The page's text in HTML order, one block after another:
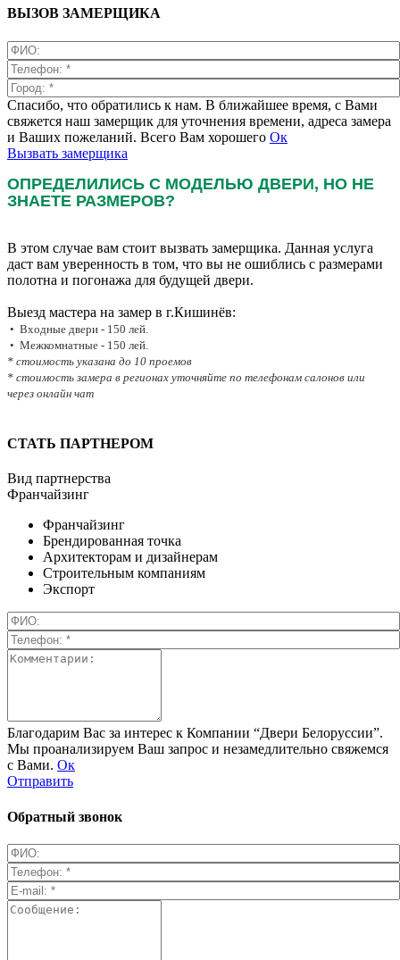
ВЫЗОВ ЗАМЕРЩИКА
Спасибо, что обратились к нам. В ближайшее время, с Вами
свяжется наш замерщик для уточнения времени, адреса замера
и Ваших пожеланий. Всего Вам хорошего Ок
Вызвать замерщика
ОПРЕДЕЛИЛИСЬ С МОДЕЛЬЮ ДВЕРИ, НО НЕ
ЗНАЕТЕ РАЗМЕРОВ?
В этом случае вам стоит вызвать замерщика. Данная услуга
даст вам уверенность в том, что вы не ошиблись с размерами
полотна и погонажа для будущей двери.
Выезд мастера на замер в г.Кишинёв:
• Входные двери - 150 лей.
• Межкомнатные - 150 лей.
* стоимость указана до 10 проемов
* стоимость замера в регионах уточняйте по телефонам салонов или
через онлайн чат
СТАТЬ ПАРТНЕРОМ
Вид партнерства
Франчайзинг
Франчайзинг
Брендированная точка
Архитекторам и дизайнерам
Строительным компаниям
Экспорт
Благодарим Вас за интерес к Компании “Двери Белоруссии”.
Мы проанализируем Ваш запрос и незамедлительно свяжемся
с Вами. Ок
Отправить
Обратный звонок